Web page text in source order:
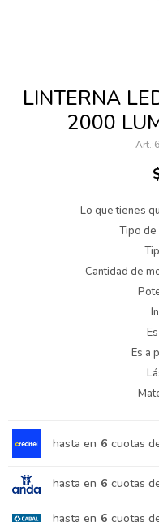
LINTERNA
2000
Lo que tienes
Tipo de
Cantidad de
Es a
hasta en 6 cuotas
hasta en 6 cuotas
hasta en 6 cuotas